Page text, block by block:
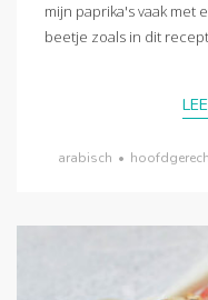
mijn paprika's vaak met
beetje zoals in dit
arabisch •